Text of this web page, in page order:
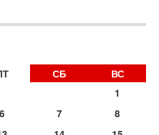
СБ
ВС
1
6 7
8